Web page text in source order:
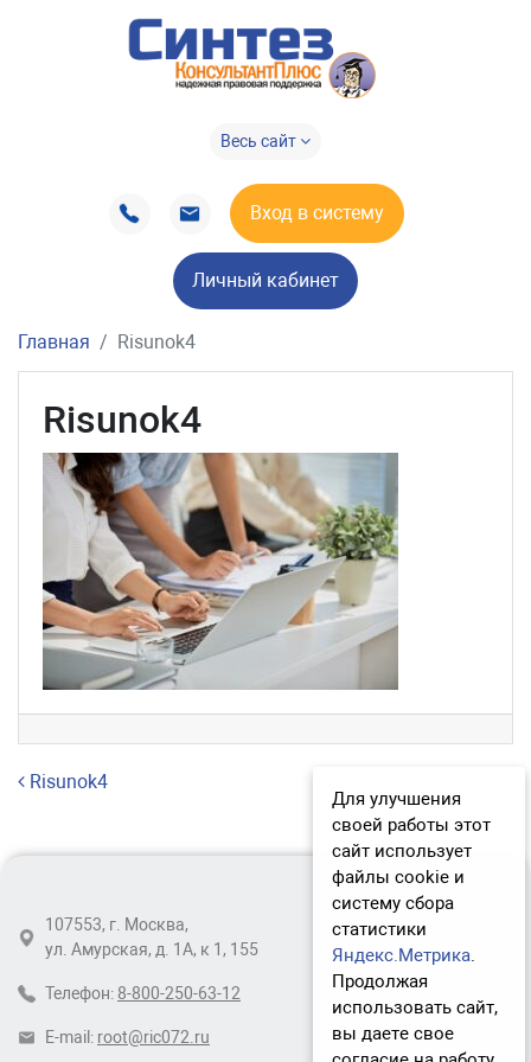
Весь сайт
Вход в систему
Личный кабинет
Главная Risunok4
Risunok4
Навигация по записям
Risunok4
107553, г. Москва,
ул. Амурская, д. 1А, к 1, 155
Телефон: 8-800-250-63-12
E-mail: root@ric072.ru
Для улучшения
своей работы этот
сайт использует
файлы cookie и
систему сбора
статистики
Яндекс.Метрика.
Продолжая
использовать сайт,
вы даете свое